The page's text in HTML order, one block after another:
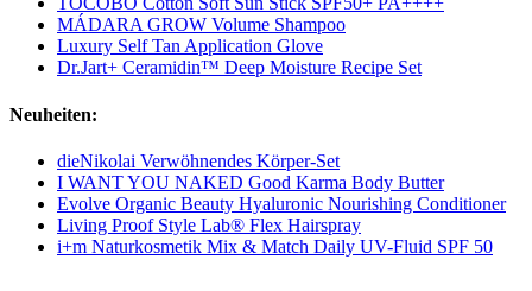
MÁDARA GROW Volume Shampoo
Luxury Self Tan Application Glove
Dr.Jart+ Ceramidin™ Deep Moisture Recipe Set
Neuheiten:
dieNikolai Verwöhnendes Körper-Set
I WANT YOU NAKED Good Karma Body Butter
Evolve Organic Beauty Hyaluronic Nourishing Conditioner
Living Proof Style Lab® Flex Hairspray
i+m Naturkosmetik Mix & Match Daily UV-Fluid SPF 50